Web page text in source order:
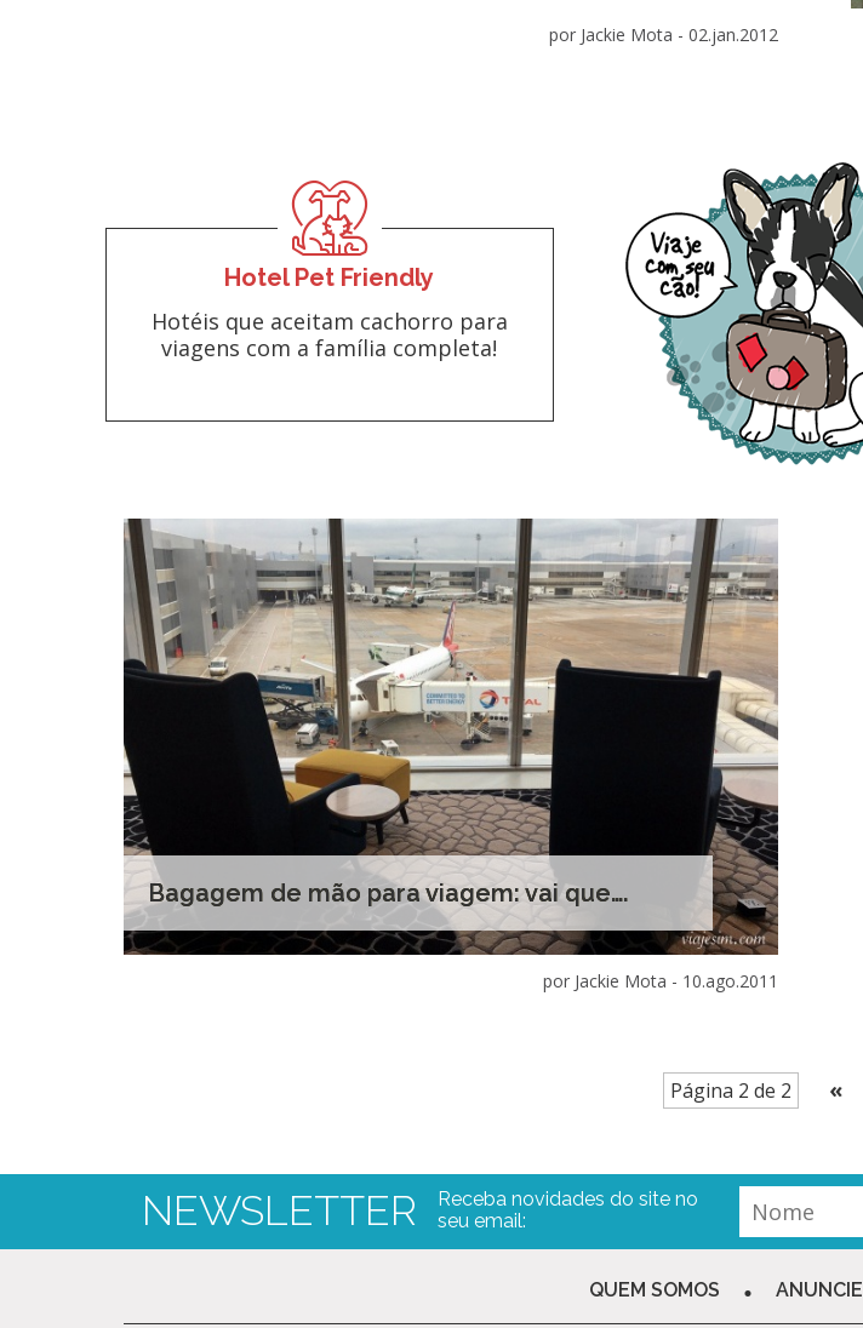
por Jackie Mota - 02.jan.2012
Hotel Pet Friendly
Hotéis que aceitam cachorro para
viagens com a família completa!
Bagagem de mão para viagem: vai que….
por Jackie Mota - 10.ago.2011
Página 2 de 2 «
NEWSLETTER
Receba novidades do site no
seu email:
QUEM SOMOS ANUNCIE